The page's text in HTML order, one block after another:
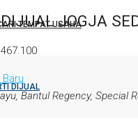
TEMPAT USAHA
DIJUAL
JOGJA
Baru
Bantul Regency, Special